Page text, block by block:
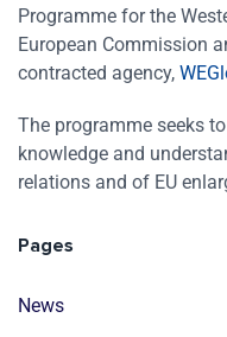
Programme for the
European Commission
contracted agency,
The programme seeks
knowledge and
relations and of EU
Pages
News